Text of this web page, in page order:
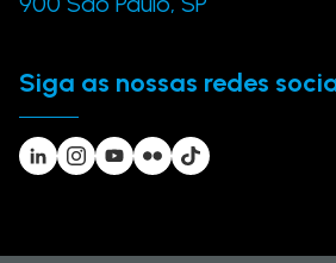
Siga as nossas redes